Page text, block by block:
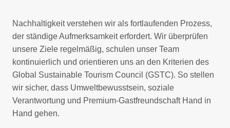
Nachhaltigkeit verstehen wir als fortlaufenden Prozess,
der ständige Aufmerksamkeit erfordert. Wir überprüfen
unsere Ziele regelmäßig, schulen unser Team
kontinuierlich und orientieren uns an den Kriterien des
Global Sustainable Tourism Council (GSTC). So stellen
wir sicher, dass Umweltbewusstsein, soziale
Verantwortung und Premium-Gastfreundschaft Hand in
Hand gehen.